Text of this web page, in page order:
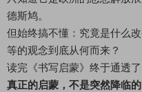
德斯鸠。
但始终搞不懂：究竟是什么
等的观念到底从何而来？
读完《书写启蒙》终于通透了
真正的启蒙，不是突然降临